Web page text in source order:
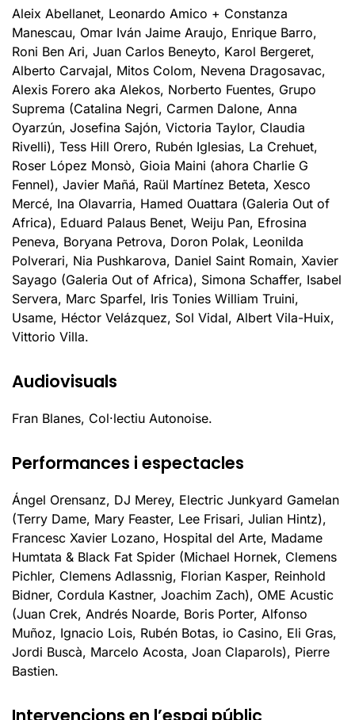
Aleix Abellanet, Leonardo Amico + Constanza
Manescau, Omar Iván Jaime Araujo, Enrique Barro,
Roni Ben Ari, Juan Carlos Beneyto, Karol Bergeret,
Alberto Carvajal, Mitos Colom, Nevena Dragosavac,
Alexis Forero aka Alekos, Norberto Fuentes, Grupo
Suprema (Catalina Negri, Carmen Dalone, Anna
Oyarzún, Josefina Sajón, Victoria Taylor, Claudia
Rivelli), Tess Hill Orero, Rubén Iglesias, La Crehuet,
Roser López Monsò, Gioia Maini (ahora Charlie G
Fennel), Javier Mañá, Raül Martínez Beteta, Xesco
Mercé, Ina Olavarria, Hamed Ouattara (Galeria Out of
Africa), Eduard Palaus Benet, Weiju Pan, Efrosina
Peneva, Boryana Petrova, Doron Polak, Leonilda
Polverari, Nia Pushkarova, Daniel Saint Romain, Xavier
Sayago (Galeria Out of Africa), Simona Schaffer, Isabel
Servera, Marc Sparfel, Iris Tonies William Truini,
Usame, Héctor Velázquez, Sol Vidal, Albert Vila-Huix,
Vittorio Villa.
Audiovisuals
Fran Blanes, Col·lectiu Autonoise.
Performances i espectacles
Ángel Orensanz, DJ Merey, Electric Junkyard Gamelan
(Terry Dame, Mary Feaster, Lee Frisari, Julian Hintz),
Francesc Xavier Lozano, Hospital del Arte, Madame
Humtata & Black Fat Spider (Michael Hornek, Clemens
Pichler, Clemens Adlassnig, Florian Kasper, Reinhold
Bidner, Cordula Kastner, Joachim Zach), OME Acustic
(Juan Crek, Andrés Noarde, Boris Porter, Alfonso
Muñoz, Ignacio Lois, Rubén Botas, io Casino, Eli Gras,
Jordi Buscà, Marcelo Acosta, Joan Claparols), Pierre
Bastien.